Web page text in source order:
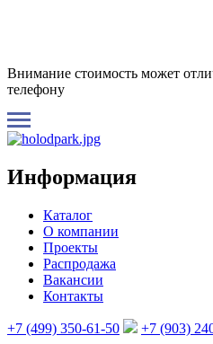
Внимание стоимость может
телефону
Информация
Каталог
О компании
Проекты
Распродажа
Вакансии
Контакты
+7 (499) 350-61-50 +7 (903)